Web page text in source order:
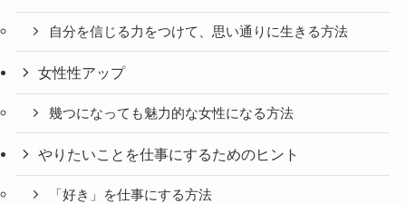
自分を信じる力をつけて、思い通りに生きる方法
女性性アップ
幾つになっても魅力的な女性になる方法
やりたいことを仕事にするためのヒント
「好き」を仕事にする方法